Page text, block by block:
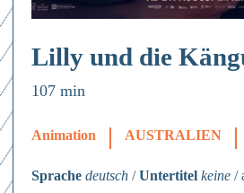
Lilly und die
107 min
Animation AUSTRALIEN
Sprache deutsch /Untertitel keine /